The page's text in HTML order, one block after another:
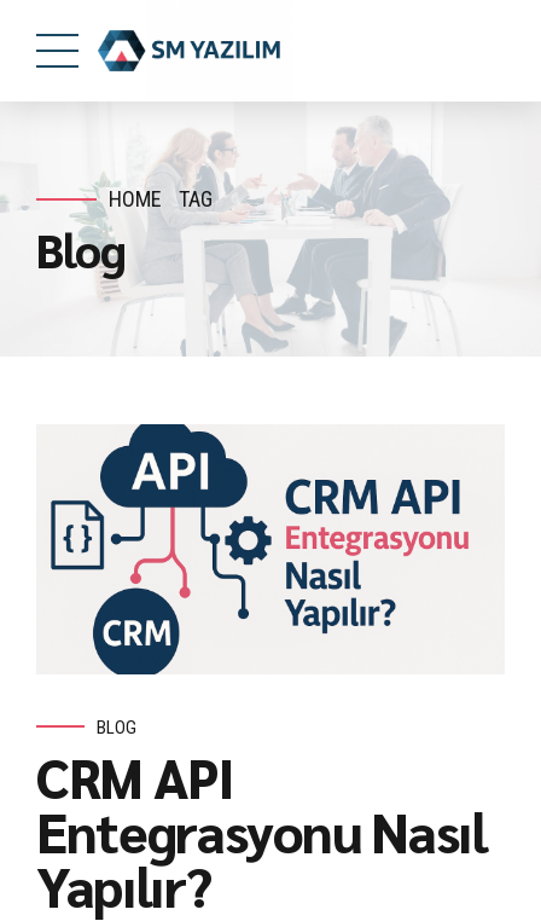
HOME TAG
Blog
BLOG
CRM API
Entegrasyonu Nasıl
Yapılır?